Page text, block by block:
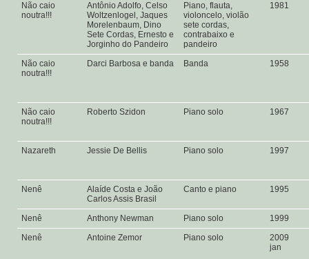
Não caio
noutra!!!
Antônio Adolfo, Celso
Woltzenlogel, Jaques
Morelenbaum, Dino
Sete Cordas, Ernesto e
Jorginho do Pandeiro
Piano, flauta,
violoncelo, violão
sete cordas,
contrabaixo e
pandeiro
1981
Não caio
noutra!!!
Darci Barbosa e banda Banda 1958
Não caio
noutra!!!
Roberto Szidon Piano solo 1967
Nazareth Jessie De Bellis Piano solo 1997
Nenê
Alaíde Costa e João
Carlos Assis Brasil
Canto e piano 1995
Nenê Anthony Newman Piano solo
1999
Nenê
Antoine Zemor Piano solo
2009
jan